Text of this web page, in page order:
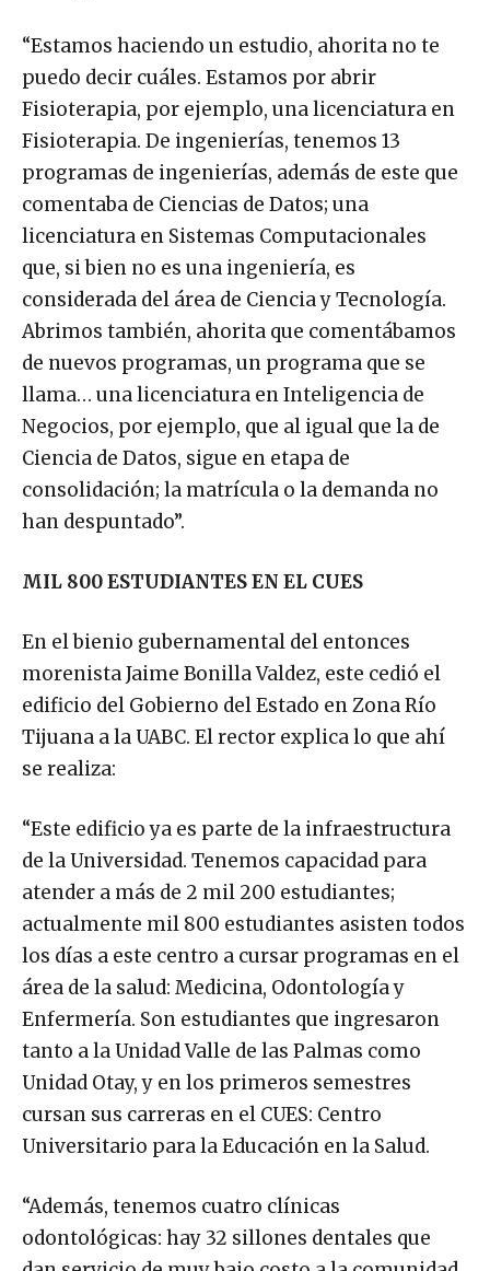
“Estamos haciendo un estudio, ahorita no te
puedo decir cuáles. Estamos por abrir
Fisioterapia, por ejemplo, una licenciatura en
Fisioterapia. De ingenierías, tenemos 13
programas de ingenierías, además de este que
comentaba de Ciencias de Datos; una
licenciatura en Sistemas Computacionales
que, si bien no es una ingeniería, es
considerada del área de Ciencia y Tecnología.
Abrimos también, ahorita que comentábamos
de nuevos programas, un programa que se
llama… una licenciatura en Inteligencia de
Negocios, por ejemplo, que al igual que la de
Ciencia de Datos, sigue en etapa de
consolidación; la matrícula o la demanda no
han despuntado”.
MIL 800 ESTUDIANTES EN EL CUES
En el bienio gubernamental del entonces
morenista Jaime Bonilla Valdez, este cedió el
edificio del Gobierno del Estado en Zona Río
Tijuana a la UABC. El rector explica lo que ahí
se realiza:
“Este edificio ya es parte de la infraestructura
de la Universidad. Tenemos capacidad para
atender a más de 2 mil 200 estudiantes;
actualmente mil 800 estudiantes asisten todos
los días a este centro a cursar programas en el
área de la salud: Medicina, Odontología y
Enfermería. Son estudiantes que ingresaron
tanto a la Unidad Valle de las Palmas como
Unidad Otay, y en los primeros semestres
cursan sus carreras en el CUES: Centro
Universitario para la Educación en la Salud.
“Además, tenemos cuatro clínicas
odontológicas: hay 32 sillones dentales que